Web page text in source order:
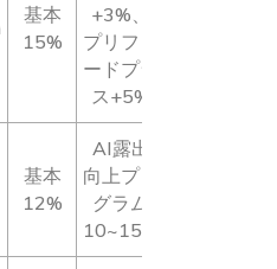
基本
15%
+3%、
プリファ
ードプラ
ス+5%
基本
12%
AI露出
向上プロ
グラム
10~15%